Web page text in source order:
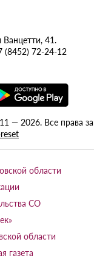
Ванцетти, 41.
(8452) 72-24-12
— 2026. Все права
области
СО
области
газета